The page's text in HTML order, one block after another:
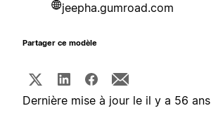
jeepha.gumroad.com
Partager ce modèle
Dernière mise à jour le il y a 56 ans